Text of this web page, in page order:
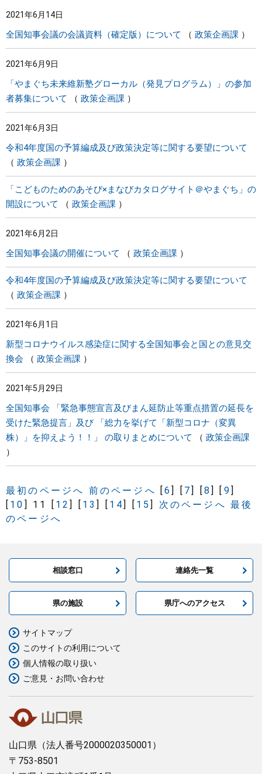
2021年6月14日
全国知事会議の会議資料（確定版）について 政策企画課
2021年6月9日
「やまぐち未来維新塾グローカル（発見プログラム）」の参加
者募集について
政策企画課
2021年6月3日
令和4年度国の予算編成及び政策決定等に関する要望について
政策企画課
「こどものためのあそび×まなびカタログサイト＠やまぐち」の
開設について
政策企画課
2021年6月2日
全国知事会議の開催について 政策企画課
令和4年度国の予算編成及び政策決定等に関する要望について
政策企画課
2021年6月1日
新型コロナウイルス感染症に関する全国知事会と国との意見交
換会
政策企画課
2021年5月29日
全国知事会 「緊急事態宣言及びまん延防止等重点措置の延長を
受けた緊急提言」及び 「総力を挙げて「新型コロナ（変異
株）」を抑えよう！！」 の取りまとめについて
政策企画課
最初のページへ 前のページへ [6] [ 7] [8] [ 9]
[ 10 ] 11 [ 12] [ 13] [ 14] [ 15] 次のページへ 最後
のページへ
相談窓口 連絡先一覧
県の施設 県庁へのアクセス
山口県 （法人番号2000020350001）
〒753-8501
サイトマップ
このサイトの利用について
個人情報の取り扱い
ご意見・お問い合わせ